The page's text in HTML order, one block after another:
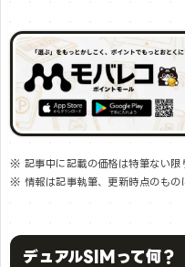
※ 記事中に記載の価格は特筆ない限
※ 情報は記事執筆、更新時点のもの
デュアルSIMって何？